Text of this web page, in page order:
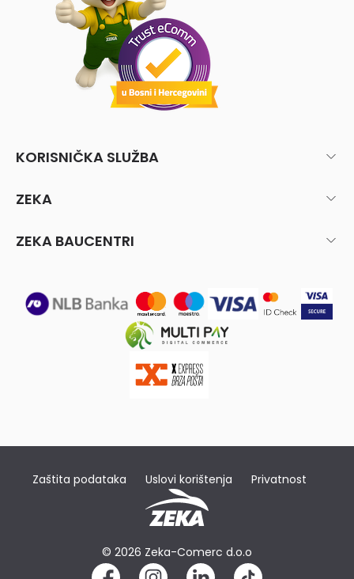
KORISNIČKA SLUŽBA
ZEKA
ZEKA BAUCENTRI
Zaštita podataka Uslovi korištenja Privatnost
© 2026 Zeka-Comerc d.o.o